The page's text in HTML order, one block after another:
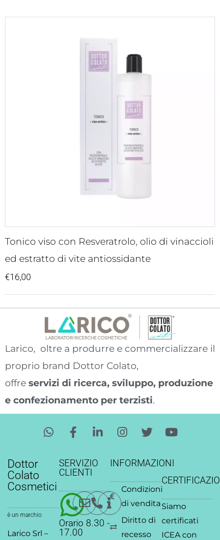
Tonico viso con Resveratrolo, olio di vinaccioli
ed estratto di vite antiossidante
€16,00
Larico, oltre a produrre e commercializzare il
proprio brand Dottor Colato,
offre servizi di ricerca, sviluppo, produzione
e confezionamento per terzisti.
W
h
a
p
p
F
a
e
b
o
k
-
f
i
k
i
n
-
i
I
n
t
a
g
r
a
m
T
w
t
t
e
r
Y
o
t
u
b
Dottor
Colato
Cosmetici
è un marchio
Larico Srl –
SERVIZIO
CLIENTI
Orario 8.30 -
17.00
INFORMAZIONI
Condizioni
di vendita
Diritto di
recesso
Siamo
certificati
ICEAcon